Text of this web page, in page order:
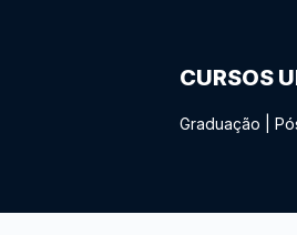
CURSOS
Graduação